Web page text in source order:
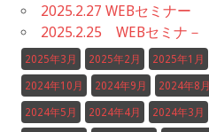
2025.2.27 WEBセミナー
2025.2.25 WEBセミナ－
2025年3月 2025年2月 2025年1月
2024年10月 2024年9月 2024年8月
2024年5月 2024年4月 2024年3月